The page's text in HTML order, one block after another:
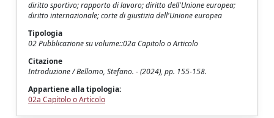
diritto sportivo; rapporto di lavoro; diritto dell'Unione europea;
diritto internazionale; corte di giustizia dell'Unione europea
Tipologia
02 Pubblicazione su volume::02a Capitolo o Articolo
Citazione
Introduzione / Bellomo, Stefano. - (2024), pp. 155-158.
Appartiene alla tipologia:
02a Capitolo o Articolo